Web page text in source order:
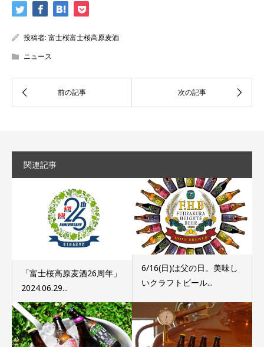
投稿者: 富士桜富士桜高原麦酒
ニュース
関連記事
「富士桜高原麦酒26周年」
2024.06.29...
6/16(日)は父の日。美味し
いクラフトビール...